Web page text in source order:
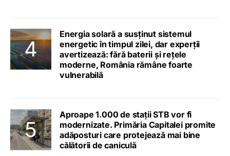
Energia solară a susținut sistemul
energetic în timpul zilei, dar experții
avertizează: fără baterii și rețele
moderne, România rămâne foarte
vulnerabilă
Aproape 1.000 de stații STB vor fi
modernizate. Primăria Capitalei promite
adăposturi care protejează mai bine
călătorii de caniculă